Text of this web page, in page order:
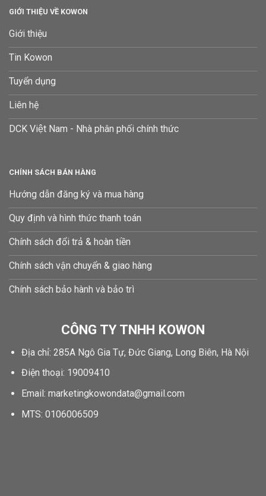
GIỚI THIỆU VỀ KOWON
Giới thiệu
Tin Kowon
Tuyển dụng
Liên hệ
DCK Việt Nam - Nhà phân phối chính thức
CHÍNH SÁCH BÁN HÀNG
Hướng dẫn đăng ký và mua hàng
Quy định và hình thức thanh toán
Chính sách đổi trả & hoàn tiền
Chính sách vận chuyển & giao hàng
Chính sách bảo hành và bảo trì
CÔNG TY TNHH KOWON
Địa chỉ: 285A Ngô Gia Tự, Đức Giang, Long Biên, Hà Nội
Điện thoại: 19009410
Email: marketingkowondata@gmail.com
MTS: 0106006509